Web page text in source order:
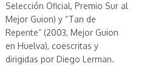
Selección Oficial, Premio Sur al
Mejor Guion) y “Tan de
Repente” (2003, Mejor Guion
en Huelva), coescritas y
dirigidas por Diego Lerman.